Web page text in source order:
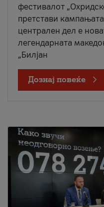
фестивалот
претстави кампањата
централен дел е
легендарната
„Билјан
Дознај повеќе